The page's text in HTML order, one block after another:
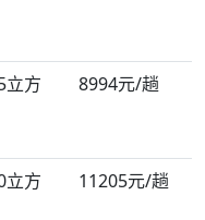
立方 8994元/趟
立方 11205元/趟